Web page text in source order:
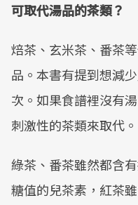
可取代湯品的茶類？
焙茶、玄米茶、番茶
品。本書有提到想減
次。如果食譜裡沒有
刺激性的茶類來取代。
綠茶、番茶雖然都含
糖值的兒茶素，紅茶